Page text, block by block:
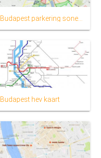
Budapest parkering sones kaart
Budapest hev kaart